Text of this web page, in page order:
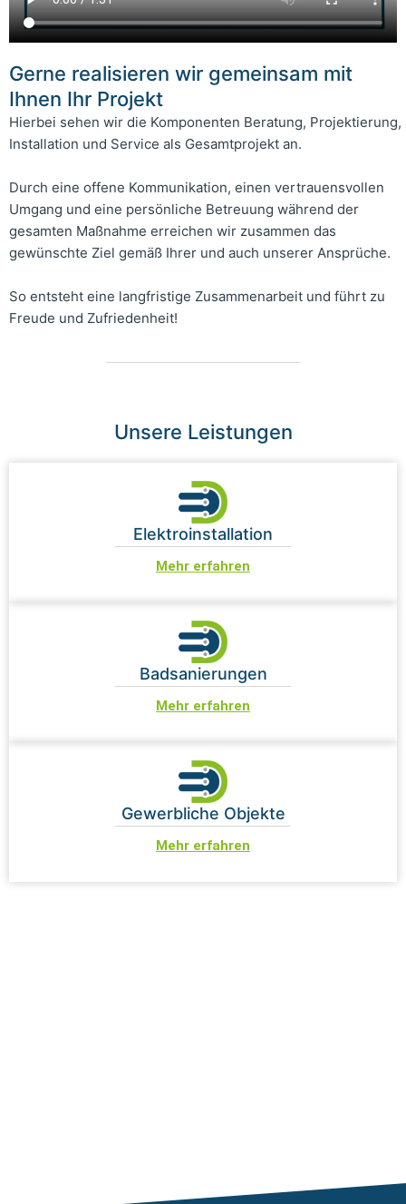
Gerne realisieren wir gemeinsam mit
Ihnen Ihr Projekt
Hierbei sehen wir die Komponenten Beratung, Projektierung,
Installation und Service als Gesamtprojekt an.
Durch eine offene Kommunikation, einen vertrauensvollen
Umgang und eine persönliche Betreuung während der
gesamten Maßnahme erreichen wir zusammen das
gewünschte Ziel gemäß Ihrer und auch unserer Ansprüche.
So entsteht eine langfristige Zusammenarbeit und führt zu
Freude und Zufriedenheit!
Unsere Leistungen
Elektroinstallation
Mehr erfahren
Badsanierungen
Mehr erfahren
Gewerbliche Objekte
Mehr erfahren